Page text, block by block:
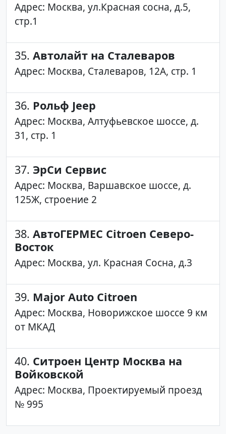
Адрес: Москва, ул.Красная сосна, д.5,
стр.1
35. Автолайт на Сталеваров
Адрес: Москва, Сталеваров, 12А, стр. 1
36. Рольф Jeep
Адрес: Москва, Алтуфьевское шоссе, д.
31, стр. 1
37. ЭрСи Сервис
Адрес: Москва, Варшавское шоссе, д.
125Ж, строение 2
38. AвтоГЕРМЕС Citroen Северо-
Восток
Адрес: Москва, ул. Красная Сосна, д.3
39. Major Auto Citroen
Адрес: Москва, Новорижское шоссе 9 км
от МКАД
40. Ситроен Центр Москва на
Войковской
Адрес: Москва, Проектируемый проезд
№ 995